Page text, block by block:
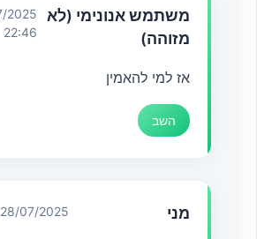
משתמש אנונימי (לא
מזוהה)
22:46
אז למי להאמין
השב
מני 28/07/2025 בשעה 07:26